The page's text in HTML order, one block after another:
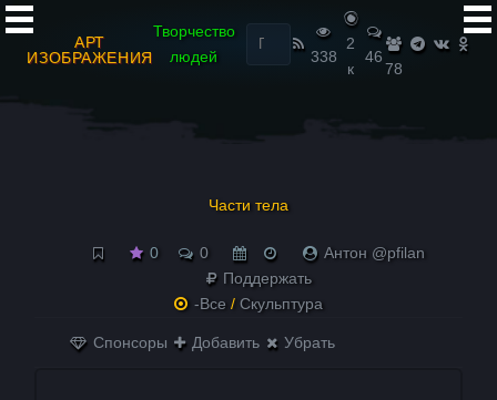
АРТ
ИЗОБРАЖЕНИЯ
Творчество
людей
Найти:
338
2
к
46
78
Части тела
0 0
Антон @pfilan
Поддержать
-Все / Скульптура
Спонсоры Добавить Убрать